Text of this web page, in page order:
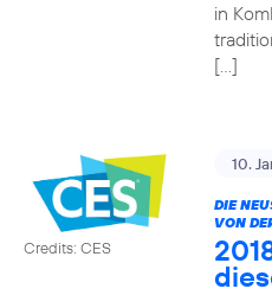
in
[…]
Credits: CES
10.
DIE
VON